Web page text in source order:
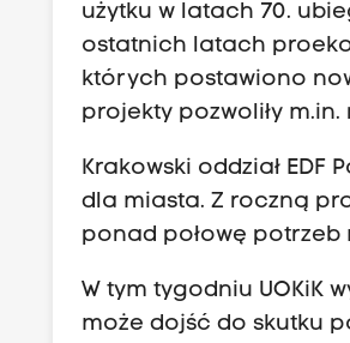
użytku w latach 70.
ostatnich latach
których postawiono
projekty pozwoliły
Krakowski oddział
dla miasta. Z roczną
ponad połowę potrzeb
W tym tygodniu UOKiK
może dojść do skutku